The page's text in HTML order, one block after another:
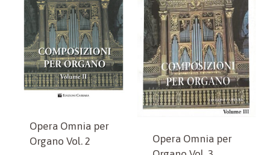
Opera Omnia per
Organo Vol. 2
Opera Omnia per